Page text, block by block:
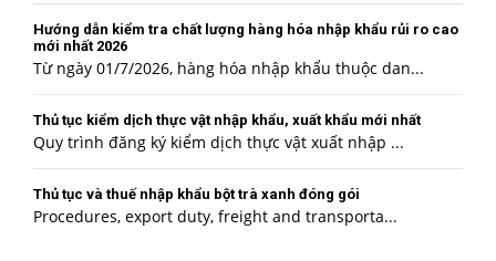
Hướng dẫn kiểm tra chất lượng hàng hóa nhập khẩu rủi ro cao
mới nhất 2026
Từ ngày 01/7/2026, hàng hóa nhập khẩu thuộc dan...
Thủ tục kiểm dịch thực vật nhập khẩu, xuất khẩu mới nhất
Quy trình đăng ký kiểm dịch thực vật xuất nhập ...
Thủ tục và thuế nhập khẩu bột trà xanh đóng gói
Procedures, export duty, freight and transporta...